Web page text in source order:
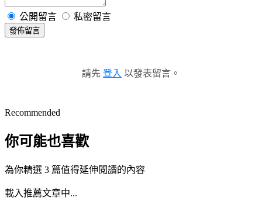
公開留言 私密留言
發佈留言
請先 登入 以發表留言。
Recommended
你可能也喜歡
為你精選 3 篇值得延伸閱讀的內容
載入推薦文章中...